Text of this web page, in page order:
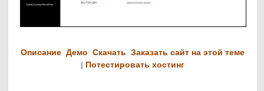
Описание Демо Скачать Заказать сайт на этой теме
| Потестировать хостинг